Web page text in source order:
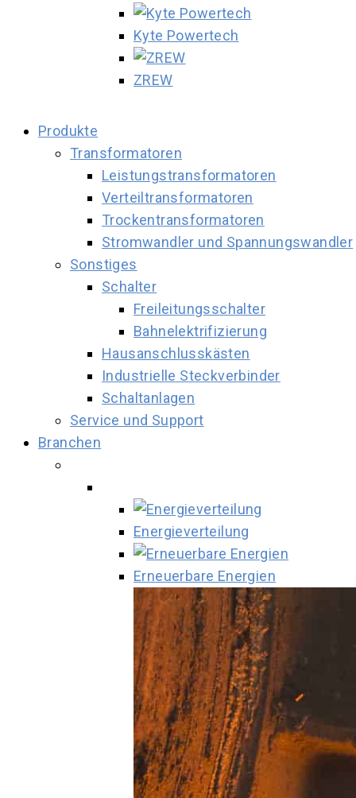
Kyte Powertech
ZREW
Produkte
Transformatoren
Leistungstransformatoren
Verteiltransformatoren
Trockentransformatoren
Stromwandler und Spannungswandler
Sonstiges
Schalter
Freileitungsschalter
Bahnelektrifizierung
Hausanschlusskästen
Industrielle Steckverbinder
Schaltanlagen
Service und Support
Branchen
Energieverteilung
Erneuerbare Energien